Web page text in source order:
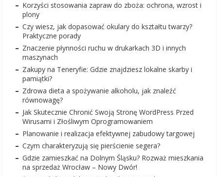
Korzyści stosowania zapraw do zboża: ochrona, wzrost i
plony
Czy wiesz, jak dopasować okulary do kształtu twarzy?
Praktyczne porady
Znaczenie płynności ruchu w drukarkach 3D i innych
maszynach
Zakupy na Teneryfie: Gdzie znajdziesz lokalne skarby i
pamiątki?
Zdrowa dieta a spożywanie alkoholu, jak znaleźć
równowagę?
Jak Skutecznie Chronić Swoją Stronę WordPress Przed
Wirusami i Złośliwym Oprogramowaniem
Planowanie i realizacja efektywnej zabudowy targowej
Czym charakteryzują się pierścienie segera?
Gdzie zamieszkać na Dolnym Śląsku? Rozważ mieszkania
na sprzedaż Wrocław – Nowy Dwór!